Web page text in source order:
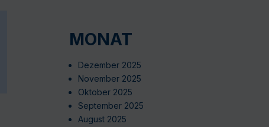
MONAT
Dezember 2025
November 2025
Oktober 2025
September 2025
August 2025